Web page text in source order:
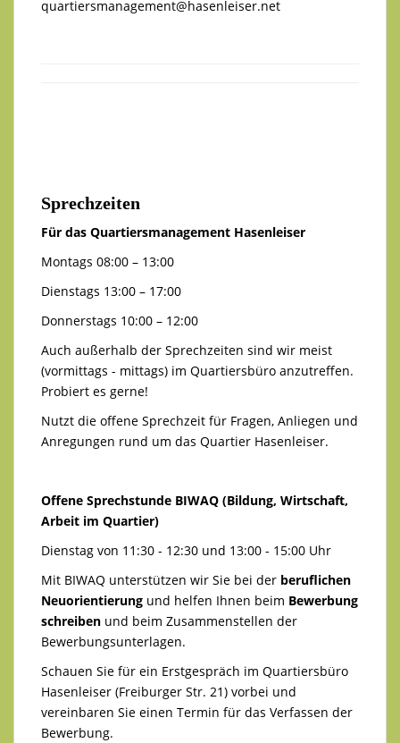
quartiersmanagement@hasenleiser.net
Sprechzeiten
Für das Quartiersmanagement Hasenleiser
Montags 08:00 – 13:00
Dienstags 13:00 – 17:00
Donnerstags 10:00 – 12:00
Auch außerhalb der Sprechzeiten sind wir meist
(vormittags - mittags) im Quartiersbüro anzutreffen.
Probiert es gerne!
Nutzt die offene Sprechzeit für Fragen, Anliegen und
Anregungen rund um das Quartier Hasenleiser.
Offene Sprechstunde BIWAQ (Bildung, Wirtschaft,
Arbeit im Quartier)
Dienstag von 11:30 - 12:30 und 13:00 - 15:00 Uhr
Mit BIWAQ unterstützen wir Sie bei der beruflichen
Neuorientierung und helfen Ihnen beim Bewerbung
schreiben und beim Zusammenstellen der
Bewerbungsunterlagen.
Schauen Sie für ein Erstgespräch im Quartiersbüro
Hasenleiser (Freiburger Str. 21) vorbei und
vereinbaren Sie einen Termin für das Verfassen der
Bewerbung.